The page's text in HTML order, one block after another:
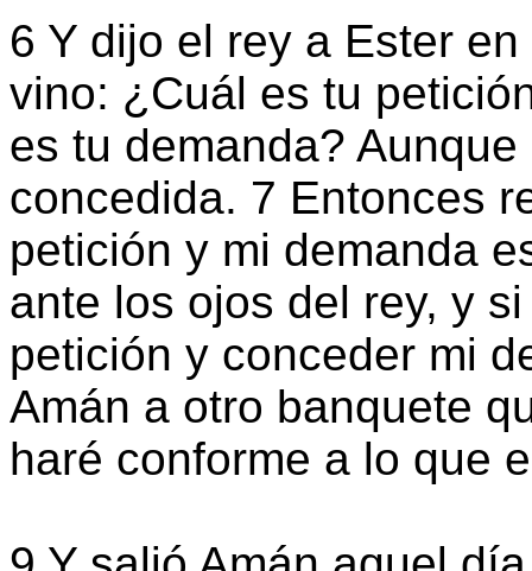
6 Y dijo el rey a Ester
vino: ¿Cuál es tu
es tu demanda?
concedida. 7 Entonces
petición y mi demanda
ante los ojos del rey, y
petición y conceder mi
Amán a otro banquete
haré conforme a lo que